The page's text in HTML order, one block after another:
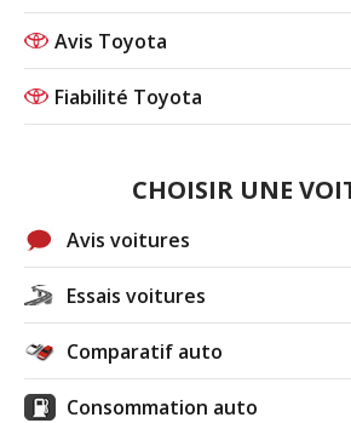
Avis Toyota
Fiabilité Toyota
CHOISIR UNE
Avis voitures
Essais voitures
Comparatif auto
Consommation auto